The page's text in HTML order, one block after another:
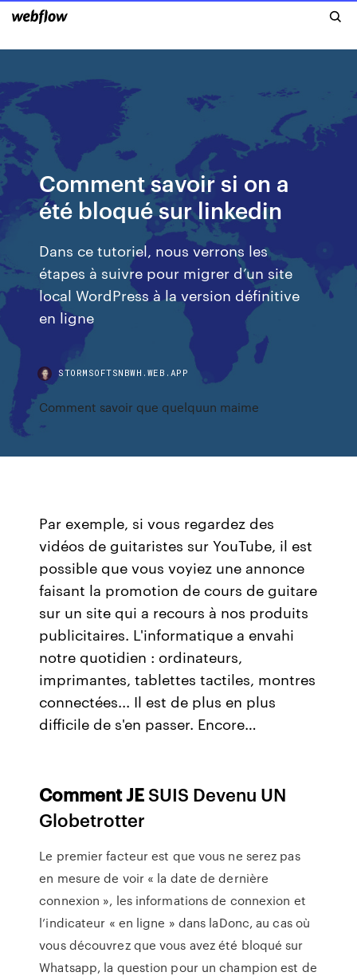
Comment savoir si on a
été bloqué sur linkedin
Dans ce tutoriel, nous verrons les
étapes à suivre pour migrer d’un site
local WordPress à la version définitive
en ligne
STORMSOFTSNBWH.WEB.APP
Comment savoir que quelquun maime
Par exemple, si vous regardez des
vidéos de guitaristes sur YouTube, il est
possible que vous voyiez une annonce
faisant la promotion de cours de guitare
sur un site qui a recours à nos produits
publicitaires. L'informatique a envahi
notre quotidien : ordinateurs,
imprimantes, tablettes tactiles, montres
connectées... Il est de plus en plus
difficile de s'en passer. Encore…
CommentJE SUIS Devenu UN
Globetrotter
Le premier facteur est que vous ne serez pas
en mesure de voir « la date de dernière
connexion », les informations de connexion et
l’indicateur « en ligne » dans laDonc, au cas où
vous découvrez que vous avez été bloqué sur
Whatsapp, la question pour un champion est de